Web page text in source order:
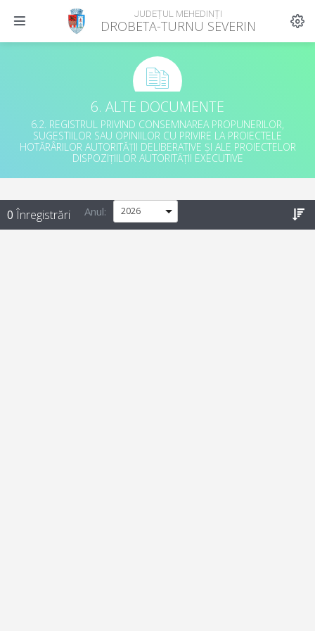
JUDEȚUL MEHEDINȚI
DROBETA-TURNU SEVERIN
6. ALTE DOCUMENTE
6.2. REGISTRUL PRIVIND CONSEMNAREA PROPUNERILOR,
SUGESTIILOR SAU OPINIILOR CU PRIVIRE LA PROIECTELE
HOTĂRÂRILOR AUTORITĂȚII DELIBERATIVE ȘI ALE PROIECTELOR
DISPOZIȚIILOR AUTORITĂȚII EXECUTIVE
0 Înregistrări Anul: